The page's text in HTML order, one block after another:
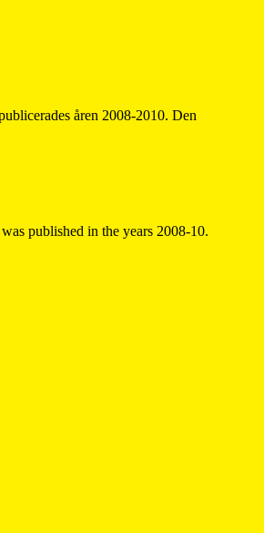
åren 2008-2010. Den
published in the years 2008-10.